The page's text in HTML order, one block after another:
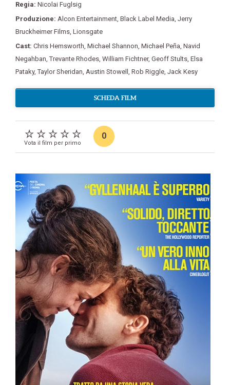
Regia: Nicolai Fuglsig
Produzione: Alcon Entertainment, Black Label Media, Jerry
Bruckheimer Films, Lionsgate
Cast: Chris Hemsworth, Michael Shannon, Michael Peña, Navid
Negahban,Trevante Rhodes, William Fichtner, Geoff Stults, Elsa
Pataky,Taylor Sheridan, Austin Stowell , Rob Riggle, Jack Kesy
SCHEDA FILM
Vota il film per primo
0